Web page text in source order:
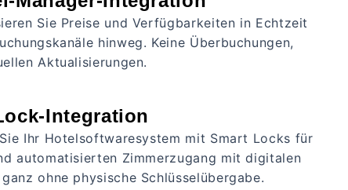
Sie Preise und Verfügbarkeiten in Echtzeit
hinweg. Keine Überbuchungen,
Aktualisierungen.
Integration
Ihr Hotelsoftwaresystem mit Smart Locks für
automatisierten Zimmerzugang mit digitalen
ohne physische Schlüsselübergabe.